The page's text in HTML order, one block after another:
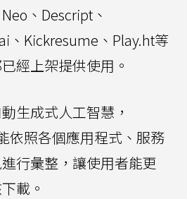
、Descript、
、Kickresume、Play.ht等
經上架提供使用。
生成式人工智慧，
依照各個應用程式、服務
行彙整，讓使用者能更
載。